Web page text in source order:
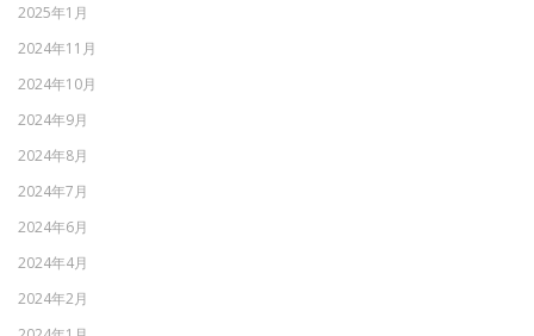
2025年1月
2024年11月
2024年10月
2024年9月
2024年8月
2024年7月
2024年6月
2024年4月
2024年2月